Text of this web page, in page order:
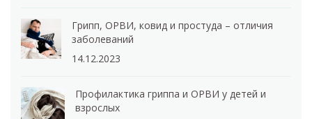
Грипп, ОРВИ, ковид и простуда – отличия
заболеваний
14.12.2023
Профилактика гриппа и ОРВИ у детей и
взрослых